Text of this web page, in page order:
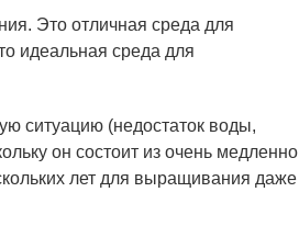
Это отличная среда для
идеальная среда для
ситуацию (недостаток воды,
он состоит из очень медленно
лет для выращивания даже